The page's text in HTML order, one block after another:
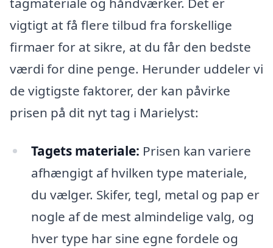
vigtigt at få flere tilbud fra forskellige
firmaer for at sikre, at du får den bedste
værdi for dine penge. Herunder uddeler vi
de vigtigste faktorer, der kan påvirke
prisen på dit nyt tag i Marielyst:
Tagets materiale: Prisen kan variere
afhængigt af hvilken type materiale,
du vælger. Skifer, tegl, metal og pap er
nogle af de mest almindelige valg, og
hver type har sine egne fordele og